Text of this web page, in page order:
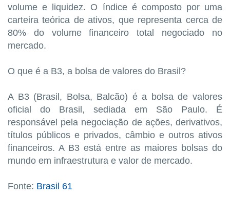
volume e liquidez. O índice é composto por uma
carteira teórica de ativos, que representa cerca de
80% do volume financeiro total negociado no
mercado.
O que é a B3, a bolsa de valores do Brasil?
A B3 (Brasil, Bolsa, Balcão) é a bolsa de valores
oficial do Brasil, sediada em São Paulo. É
responsável pela negociação de ações, derivativos,
títulos públicos e privados, câmbio e outros ativos
financeiros. A B3 está entre as maiores bolsas do
mundo em infraestrutura e valor de mercado.
Fonte: Brasil 61